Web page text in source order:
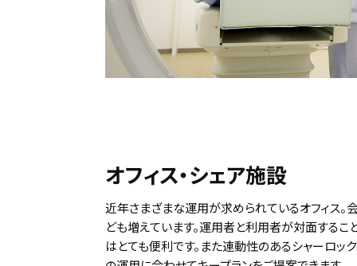
オフィス・シェア施設
近年さまざまな運用が求められているオフィス。
ども増えています。運用者と利用者が対面するこ
はとても便利です。また連動性のあるシャーロッ